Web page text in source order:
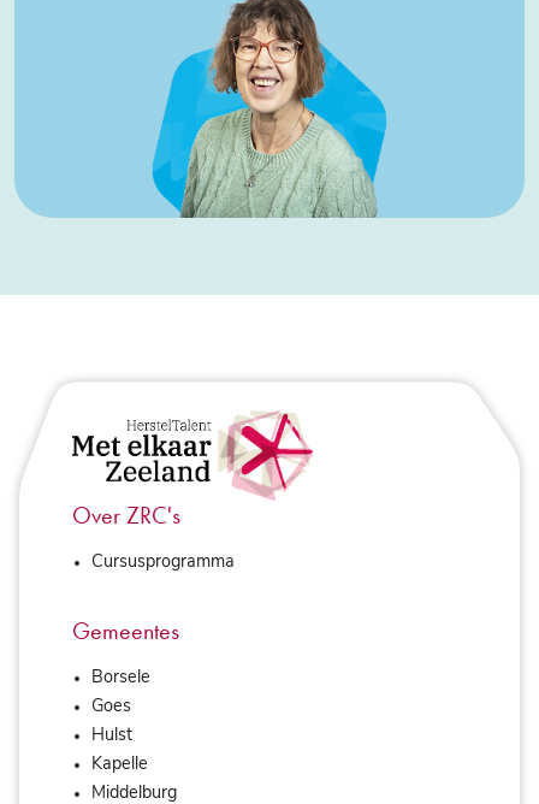
Over ZRC's
Cursusprogramma
Gemeentes
Borsele
Goes
Hulst
Kapelle
Middelburg